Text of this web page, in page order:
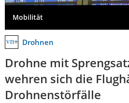
Mobilität
Drohnen
Drohne mit
wehren sich die
Drohnenstörfälle